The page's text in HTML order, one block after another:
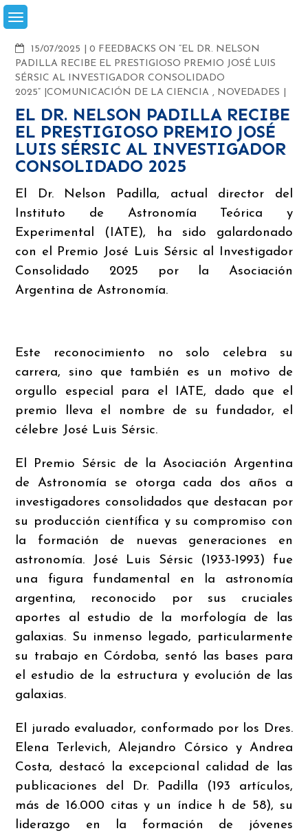
Skip
to
15/07/2025
COMMENTS
0 FEEDBACKS ON “EL DR. NELSON
PADILLA RECIBE EL PRESTIGIOSO PREMIO JOSÉ LUIS
SÉRSIC AL INVESTIGADOR CONSOLIDADO
2025”
COMUNICACIÓN DE LA CIENCIA , NOVEDADES
EL DR. NELSON PADILLA RECIBE
EL PRESTIGIOSO PREMIO JOSÉ
LUIS SÉRSIC AL INVESTIGADOR
CONSOLIDADO 2025
El Dr. Nelson Padilla, actual director del
Instituto de Astronomía Teórica y
Experimental (IATE), ha sido galardonado
con el Premio José Luis Sérsic al Investigador
Consolidado 2025 por la Asociación
Argentina de Astronomía.
Este reconocimiento no solo celebra su
carrera, sino que también es un motivo de
orgullo especial para el IATE, dado que el
premio lleva el nombre de su fundador, el
célebre José Luis Sérsic.
El Premio Sérsic de la Asociación Argentina
de Astronomía se otorga cada dos años a
investigadores consolidados que destacan por
su producción científica y su compromiso con
la formación de nuevas generaciones en
astronomía. José Luis Sérsic (1933-1993) fue
una figura fundamental en la astronomía
argentina, reconocido por sus cruciales
aportes al estudio de la morfología de las
galaxias. Su inmenso legado, particularmente
su trabajo en Córdoba, sentó las bases para
el estudio de la estructura y evolución de las
galaxias.
El jurado evaluador, conformado por los Dres.
Elena Terlevich, Alejandro Córsico y Andrea
Costa, destacó la excepcional calidad de las
publicaciones del Dr. Padilla (193 artículos,
más de 16.000 citas y un índice h de 58), su
liderazgo en la formación de jóvenes